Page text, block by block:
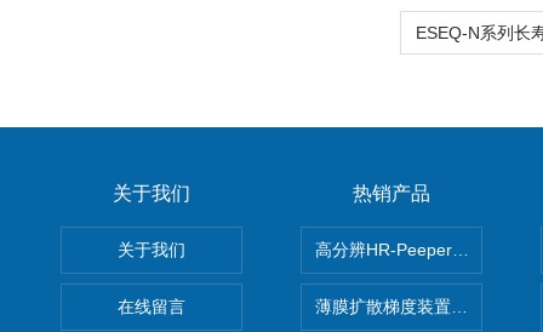
关于我们
关于我们
在线留言
热销产品
高分辨HR-Peeper采样器孔隙
薄膜扩散梯度装置 Agl DGT